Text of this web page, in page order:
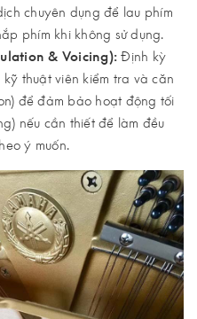
chuyên dụng để lau phím
phím khi không sử dụng.
& Voicing): Định kỳ
kỹ thuật viên kiểm tra và căn
để đảm bảo hoạt động tối
nếu cần thiết để làm đều
ý muốn.